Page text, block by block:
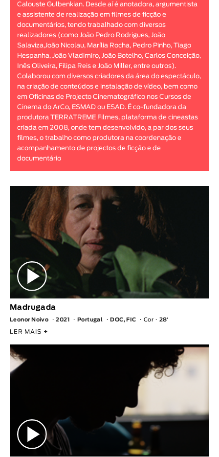
Animar
< / >
GÉNERO
Ficção
Animação
Documentário
Calouste Gulbenkian. Desde aí é anotadora, argumentista
e assistente de realização em filmes de ficção e
documentários, tendo trabalhado com diversos
realizadores (como João Pedro Rodrigues, João
Salaviza,João Nicolau, Marília Rocha, Pedro Pinho, Tiago
Hespanha, João Vladimiro, João Botelho, Carlos Conceição,
Inês Oliveira, Filipa Reis e João Miller, entre outros).
Colaborou com diversos criadores da área do espectáculo,
na criação de conteúdos e instalação de vídeo, bem como
em Oficinas de Projecto Cinematográfico nos Cursos de
Cinema do ArCo, ESMAD ou ESAD. É co-fundadora da
produtora TERRATREME Filmes, plataforma de cineastas
criada em 2008, onde tem desenvolvido, a par dos seus
filmes, o trabalho como produtora na coordenação e
acompanhamento de projectos de ficção e de
documentário
Madrugada
Leonor Noivo 2021 Portugal DOC, FIC Cor 28′
LER MAIS +